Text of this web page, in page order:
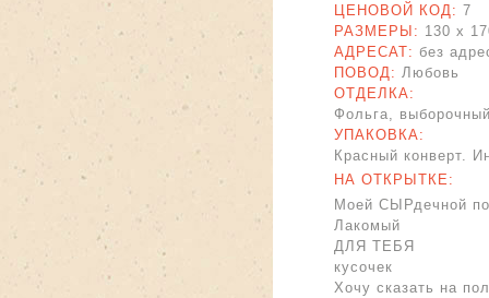
ЦЕНОВОЙ КОД: 7
РАЗМЕРЫ: 130 x
АДРЕСАТ: без
ПОВОД: Любовь
ОТДЕЛКА:
Фольга,
УПАКОВКА:
Красный конверт.
НА ОТКРЫТКЕ:
Моей СЫРдечной
Лакомый
ДЛЯ ТЕБЯ
кусочек
Хочу сказать на